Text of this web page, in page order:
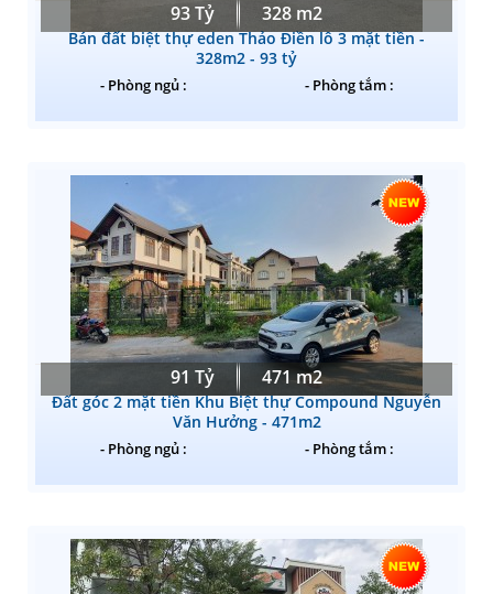
93 Tỷ 328 m2
Bán đất biệt thự eden Thảo Điền lô 3 mặt tiền -
328m2 - 93 tỷ
- Phòng ngủ : - Phòng tắm :
91 Tỷ 471 m2
Đất góc 2 mặt tiền Khu Biệt thự Compound Nguyễn
Văn Hưởng - 471m2
- Phòng ngủ : - Phòng tắm :